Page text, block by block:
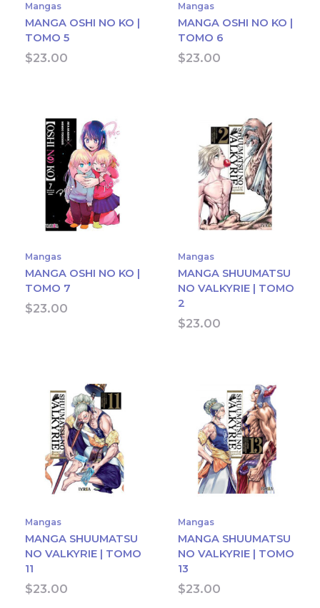
Mangas
MANGA OSHI NO KO |
TOMO 5
$23.00
Mangas
MANGA OSHI NO KO |
TOMO 6
$23.00
Mangas
MANGA OSHI NO KO |
TOMO 7
$23.00
Mangas
MANGA SHUUMATSU
NO VALKYRIE | TOMO
2
$23.00
Mangas
MANGA SHUUMATSU
NO VALKYRIE | TOMO
11
$23.00
Mangas
MANGA SHUUMATSU
NO VALKYRIE | TOMO
13
$23.00